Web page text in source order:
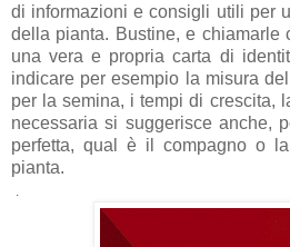
di informazioni e consigli utili per
della pianta. Bustine, e chiamarle
una vera e propria carta di
indicare per esempio la misura
per la semina, i tempi di crescita,
necessariasi suggerisce anche,
perfetta, qual è il compagno o
pianta.
.